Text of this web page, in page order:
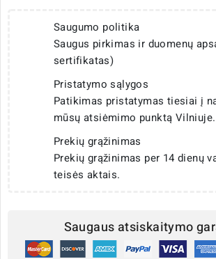
Saugumo politika
Saugus pirkimas ir duomenų
sertifikatas)
Pristatymo sąlygos
Patikimas pristatymas tiesiai į
mūsų atsiėmimo punktą Vilniuje.
Prekių grąžinimas
Prekių grąžinimas per 14 dienų
teisės aktais.
Saugaus atsiskaitymo